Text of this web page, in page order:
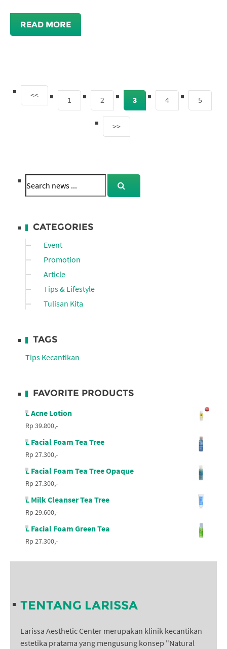
READ MORE
<< 1 2 3 4 5
>>
CATEGORIES
Event
Promotion
Article
Tips & Lifestyle
Tulisan Kita
TAGS
Tips Kecantikan
FAVORITE PRODUCTS
L Acne Lotion
Rp 39.800,-
L Facial Foam Tea Tree
Rp 27.300,-
L Facial Foam Tea Tree Opaque
Rp 27.300,-
L Milk Cleanser Tea Tree
Rp 29.600,-
L Facial Foam Green Tea
Rp 27.300,-
TENTANG LARISSA
Larissa Aesthetic Center merupakan klinik kecantikan
estetika pratama yang mengusung konsep "Natural